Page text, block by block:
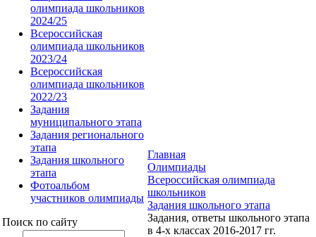
олимпиада школьников
2024/25
Всероссийская
олимпиада школьников
2023/24
Всероссийская
олимпиада школьников
2022/23
Задания
муниципального этапа
Задания регионального
этапа
Задания школьного
этапа
Фотоальбом
участников олимпиады
Поиск по сайту
Главная
Олимпиады
Всероссийская олимпиада
школьников
Задания школьного этапа
Задания, ответы школьного этапа
в 4-х классах 2016-2017 гг.